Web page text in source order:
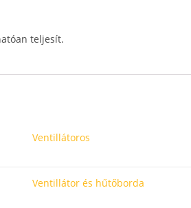
teljesít.
Ventillátoros
Ventillátor és hűtőborda